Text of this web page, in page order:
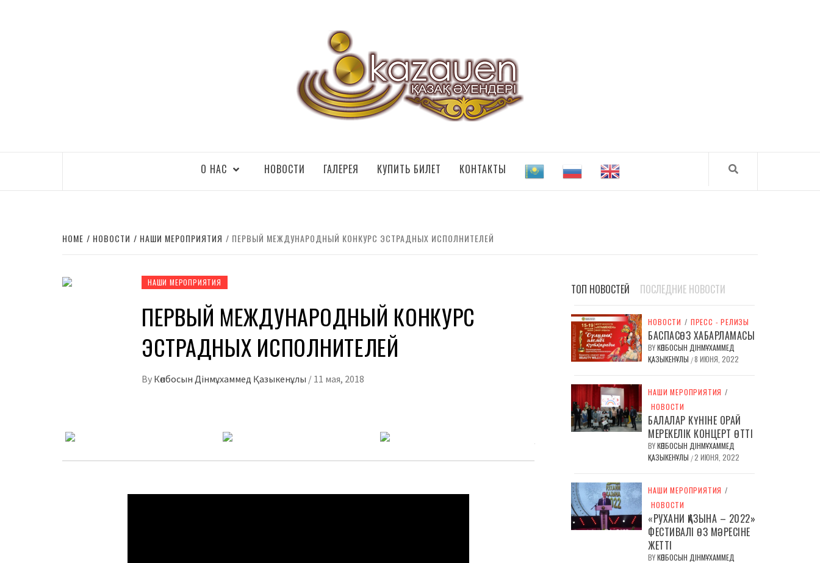
О НАС НОВОСТИ ГАЛЕРЕЯ КУПИТЬ БИЛЕТ КОНТАКТЫ
HOME НОВОСТИ НАШИ МЕРОПРИЯТИЯ ПЕРВЫЙ МЕЖДУНАРОДНЫЙ КОНКУРС ЭСТРАДНЫХ ИСПОЛНИТЕЛЕЙ
НАШИ МЕРОПРИЯТИЯ
ПЕРВЫЙ МЕЖДУНАРОДНЫЙ КОНКУРС
ЭСТРАДНЫХ ИСПОЛНИТЕЛЕЙ
By Көпбосын Дінмұхаммед Қазыкенұлы / 11 мая, 2018
ТОП НОВОСТЕЙ ПОСЛЕДНИЕ НОВОСТИ
НОВОСТИ / ПРЕСС - РЕЛИЗЫ
БАСПАСӨЗ ХАБАРЛАМАСЫ
BYКӨПБОСЫН ДІНМҰХАММЕД
ҚАЗЫКЕНҰЛЫ /8 ИЮНЯ, 2022
НАШИ МЕРОПРИЯТИЯ /
НОВОСТИ
БАЛАЛАР КҮНІНЕ ОРАЙ
МЕРЕКЕЛІК КОНЦЕРТ ӨТТІ
BYКӨПБОСЫН ДІНМҰХАММЕД
ҚАЗЫКЕНҰЛЫ /2 ИЮНЯ, 2022
НАШИ МЕРОПРИЯТИЯ /
НОВОСТИ
«РУХАНИ ҚАЗЫНА – 2022»
ФЕСТИВАЛІ ӨЗ МӘРЕСІНЕ
ЖЕТТІ
BYКӨПБОСЫН ДІНМҰХАММЕД